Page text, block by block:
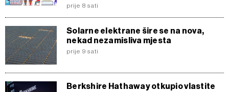
prije 8 sati
Solarne elektrane šire se na nova,
nekad nezamisliva mjesta
prije 9 sati
Berkshire Hathaway otkupio vlastite